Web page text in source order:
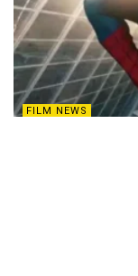
FILM NEWS